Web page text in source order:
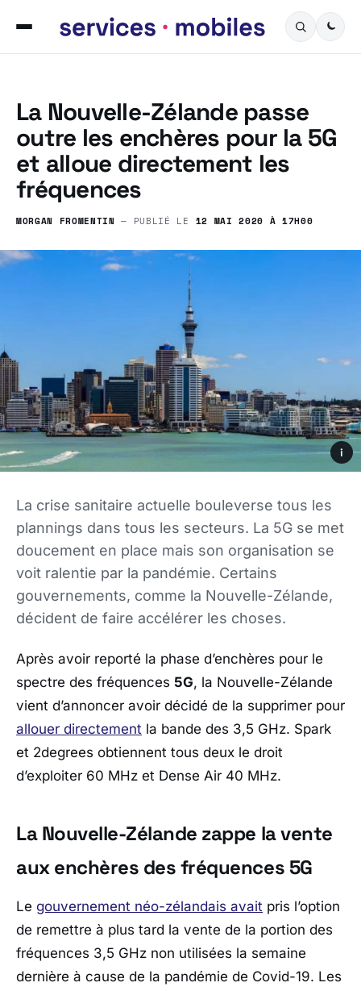
La Nouvelle-Zélande passe
outre les enchères pour la 5G
et alloue directement les
fréquences
MORGAN FROMENTIN — PUBLIÉ LE 12 MAI 2020 À 17H00
i
La crise sanitaire actuelle bouleverse tous les
plannings dans tous les secteurs. La 5G se met
doucement en place mais son organisation se
voit ralentie par la pandémie. Certains
gouvernements, comme la Nouvelle-Zélande,
décident de faire accélérer les choses.
Après avoir reporté la phase d’enchères pour le
spectre des fréquences 5G, la Nouvelle-Zélande
vient d’annoncer avoir décidé de la supprimer pour
allouer directement la bande des 3,5 GHz. Spark
et 2degrees obtiennent tous deux le droit
d’exploiter 60 MHz et Dense Air 40 MHz.
La Nouvelle-Zélande zappe la vente
aux enchères des fréquences 5G
Le gouvernement néo-zélandais avait pris l’option
de remettre à plus tard la vente de la portion des
fréquences 3,5 GHz non utilisées la semaine
dernière à cause de la pandémie de Covid-19. Les